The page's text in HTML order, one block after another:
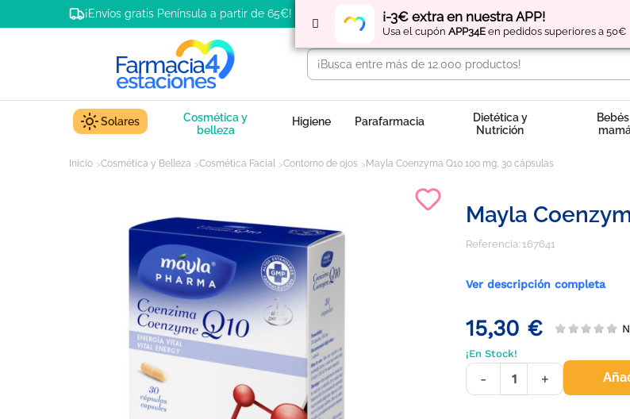
¡-3€ extra en nuestra APP!
Usa el cupón APP34E en pedidos superiores a 50€
¡Envíos gratis Península a partir de 65€! Regístratey obtén
Solares
Cosmética y
belleza
Higiene Parafarmacia
Dietética y
Nutrición
Inicio Cosmética y Belleza Cosmética Facial Contorno de ojos Mayla Coenzyma Q10 100 mg, 30 cápsulas
Mayla
Referencia: 167641
Ver descripción completa
15,30 €
¡En Stock!
- +